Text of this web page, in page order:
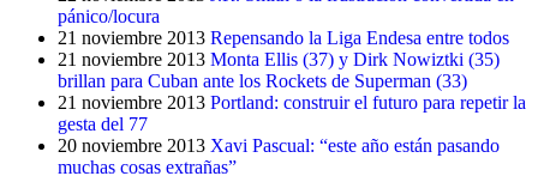
pánico/locura
21 noviembre 2013 Repensando la Liga Endesa entre todos
21 noviembre 2013 Monta Ellis (37) y Dirk Nowiztki (35)
brillan para Cuban ante los Rockets de Superman (33)
21 noviembre 2013 Portland: construir el futuro para repetir la
gesta del 77
20 noviembre 2013 Xavi Pascual: “este año están pasando
muchas cosas extrañas”